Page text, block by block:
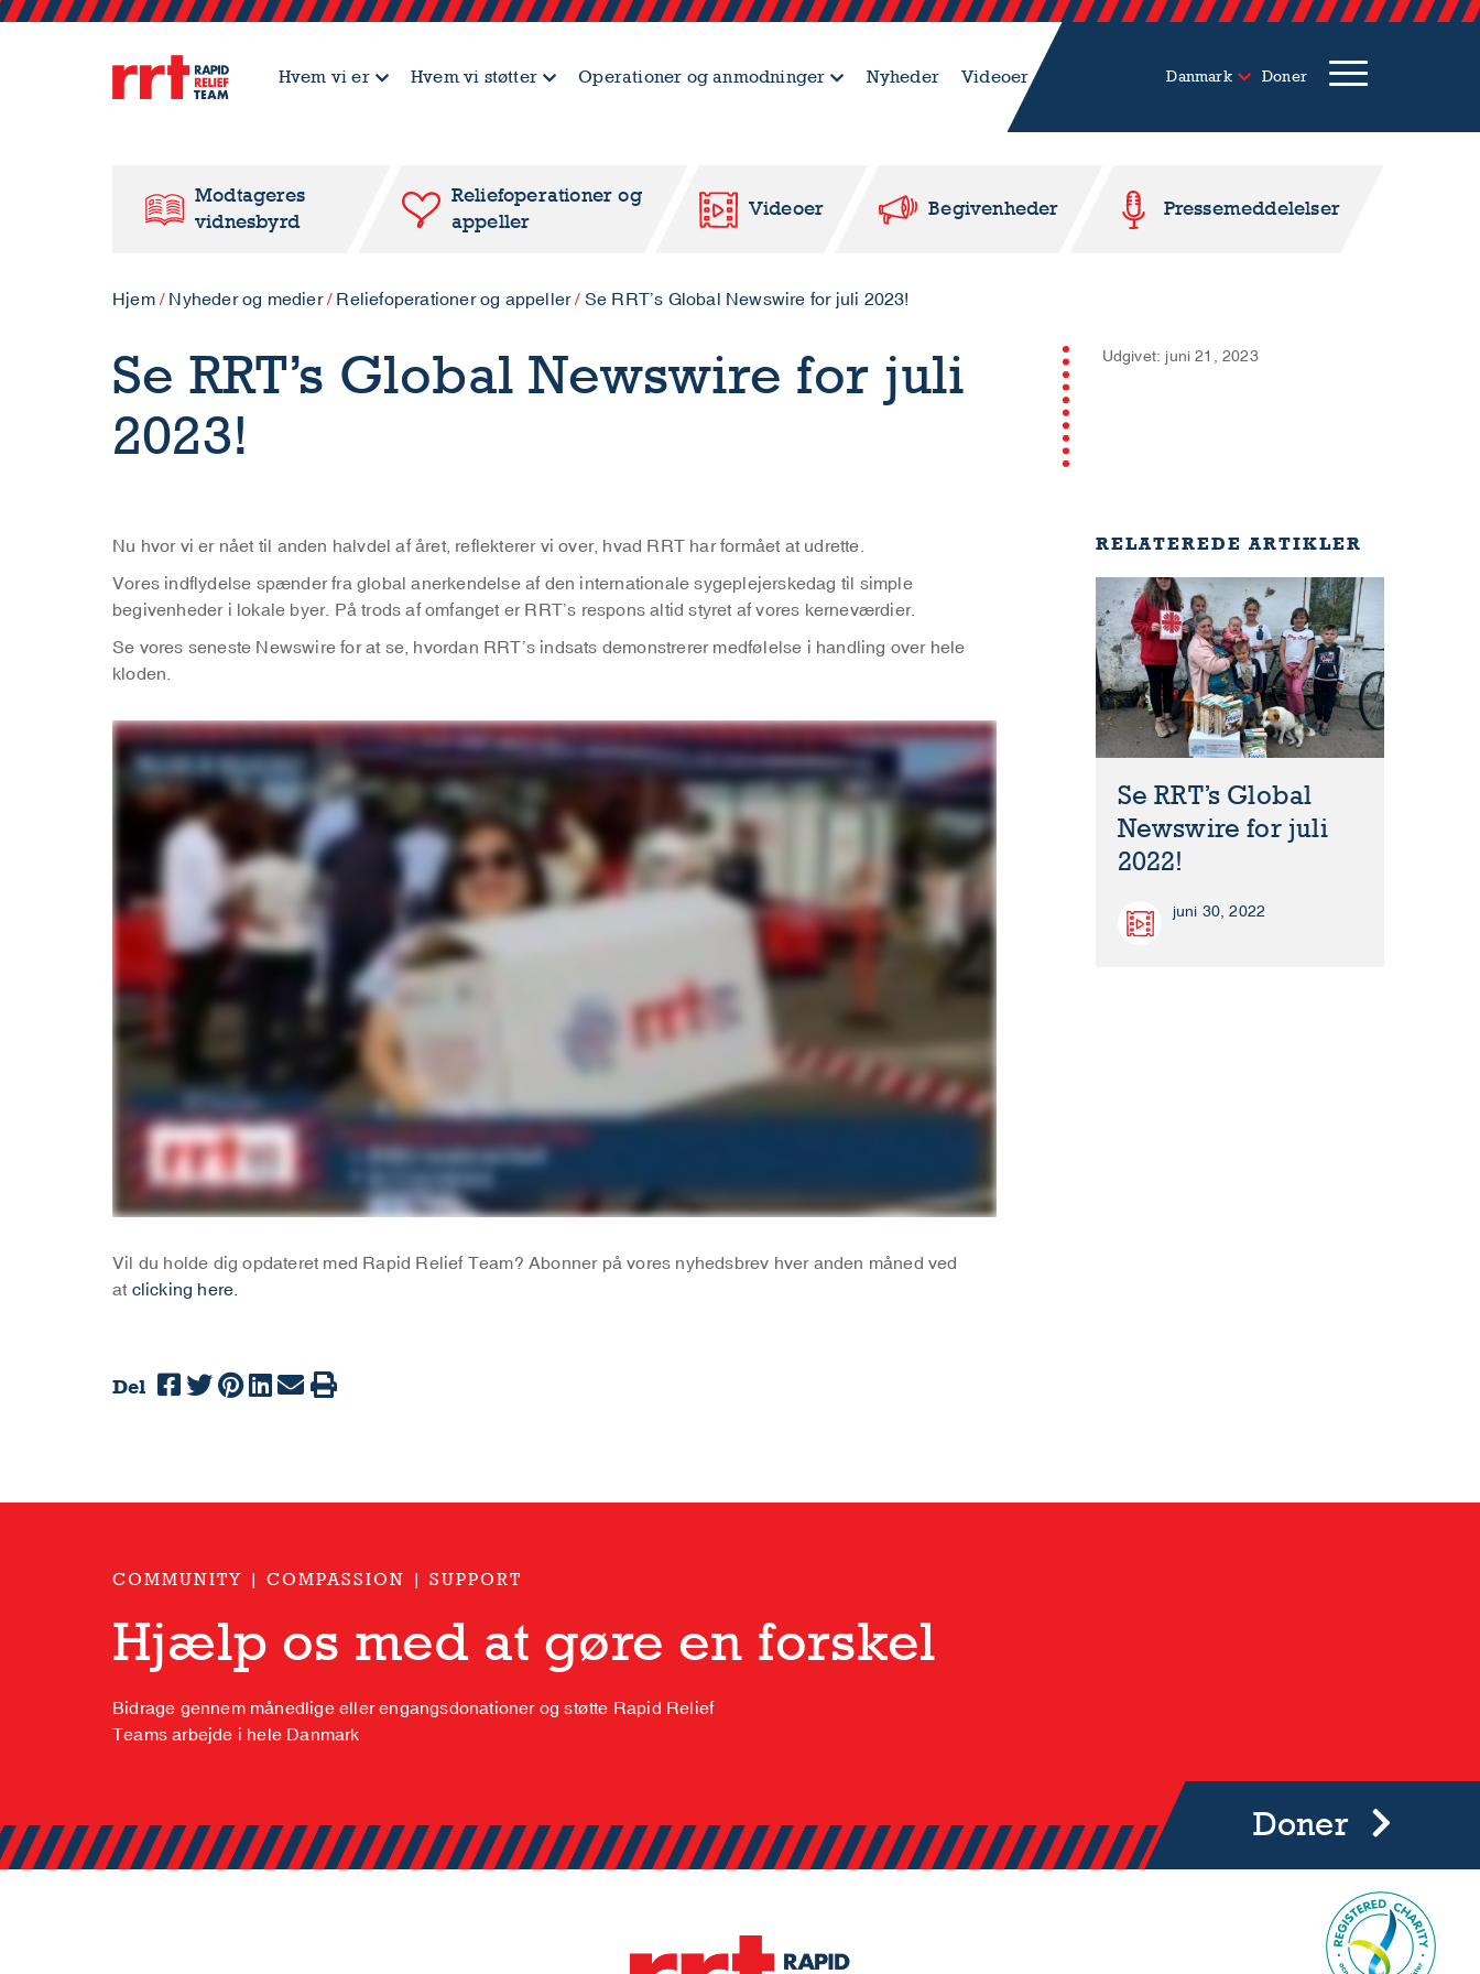
Hvem vi er Hvem vi støtter Operationer og anmodninger Nyheder Videoer Danmark Doner
Modtageres
vidnesbyrd
Reliefoperationer og
appeller
Videoer Begivenheder Pressemeddelelser
Hjem/ Nyheder og medier/ Reliefoperationer og appeller/ Se RRT’s Global Newswire for juli 2023!
Se RRT’s Global Newswire for juli
2023!
Udgivet: juni 21, 2023
Nu hvor vi er nået til anden halvdel af året, reflekterer vi over, hvad RRT har formået at udrette.
Vores indflydelse spænder fra global anerkendelse af den internationale sygeplejerskedag til simple
begivenheder i lokale byer. På trods af omfanget er RRT’s respons altid styret af vores kerneværdier.
Se vores seneste Newswire for at se, hvordan RRT’s indsats demonstrerer medfølelse i handling over hele
kloden.
Vil du holde dig opdateret med Rapid Relief Team? Abonner på vores nyhedsbrev hver anden måned ved
at clicking here.
RELATEREDE ARTIKLER
Se RRT’s Global
Newswire for juli
2022!
juni 30, 2022
Del
COMMUNITY | COMPASSION | SUPPORT
Hjælp os med at gøre en forskel
Bidrage gennem månedlige eller engangsdonationer og støtte Rapid Relief
Teams arbejde i hele Danmark
Doner